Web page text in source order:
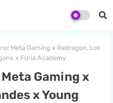
Meta Gaming x Redragon, Los
x Furia Academy
Gaming x
x Young